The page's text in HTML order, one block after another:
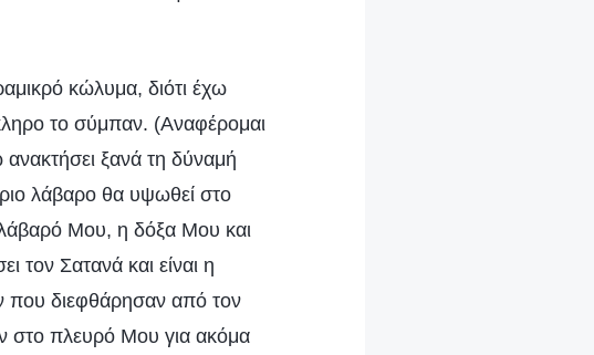
κώλυμα, διότι έχω
το σύμπαν. (Αναφέρομαι
ξανά τη δύναμή
λάβαρο θα υψωθεί στο
λάβαρό Μου, η δόξα Μου και
τον Σατανά και είναι η
που διεφθάρησαν από τον
στο πλευρό Μου για ακόμα